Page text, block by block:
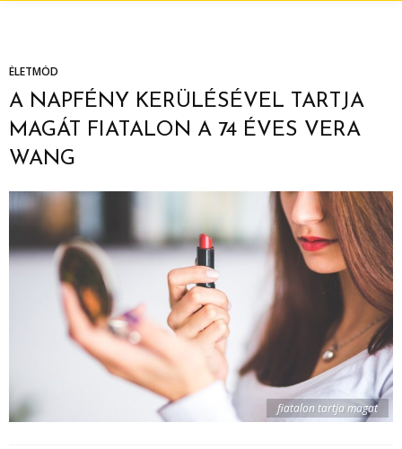
ÉLETMÓD
A NAPFÉNY KERÜLÉSÉVEL TARTJA
MAGÁT FIATALON A 74 ÉVES VERA
WANG
fiatalon tartja magat